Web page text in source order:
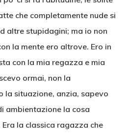
che completamente nude si
altre stupidagini; ma io non
la mente ero altrove. Ero in
con la mia regazza e mia
ormai, non la
la situazione, anzia, sapevo
ambientazione la cosa
la classica ragazza che